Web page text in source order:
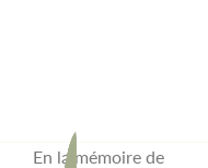
En la mémoire de